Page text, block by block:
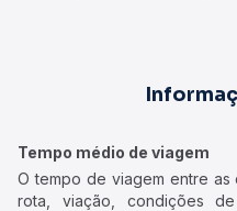
Tempo médio de viagem
O tempo de viagem entre
rota, viação, condições